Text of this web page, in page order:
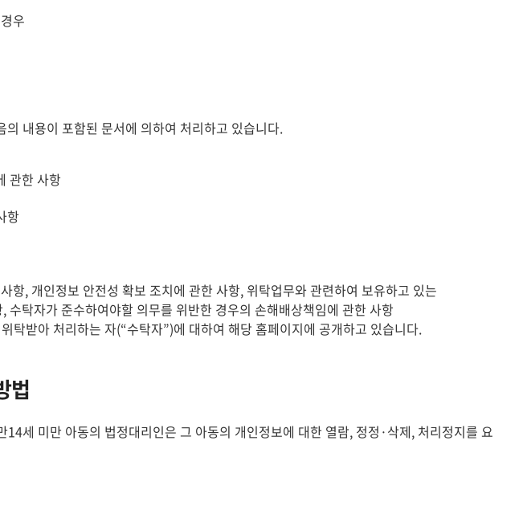
우
내용이 포함된 문서에 의하여 처리하고 있습니다.
관한 사항
항
항, 개인정보 안전성 확보 조치에 관한 사항, 위탁업무와 관련하여 보유하고 있는
수탁자가 준수하여야할 의무를 위반한 경우의 손해배상책임에 관한 사항
탁받아 처리하는 자(“수탁자”)에 대하여 해당 홈페이지에 공개하고 있습니다.
법
세 미만 아동의 법정대리인은 그 아동의 개인정보에 대한 열람, 정정·삭제, 처리정지를 요